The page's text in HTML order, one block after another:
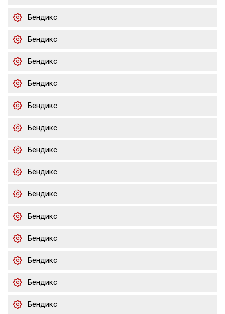
Бендикс
Бендикс
Бендикс
Бендикс
Бендикс
Бендикс
Бендикс
Бендикс
Бендикс
Бендикс
Бендикс
Бендикс
Бендикс
Бендикс